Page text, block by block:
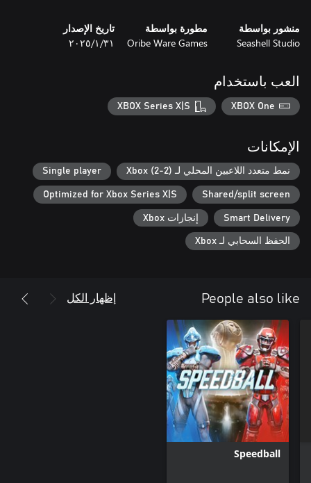
منشور بواسطة
Seashell Studio
مطورة بواسطة
Oribe Ware Games
تاريخ الإصدار
٣١‏/١‏/٢٠٢٥
العب باستخدام
XBOX One
XBOX Series X|S
الإمكانات
نمط متعدد اللاعبين المحلي لـ Xbox (2-2) Single player
Shared/split screen
Optimized for Xbox Series X|S
Smart Delivery إنجازات Xbox
الحفظ السحابي لـ Xbox
People also like إظهار الكل
Speedball